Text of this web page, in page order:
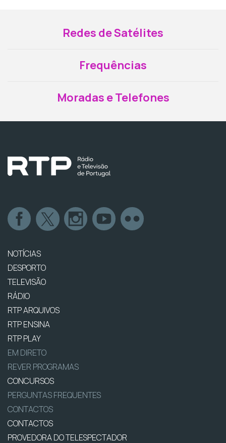
Redes de Satélites
Frequências
Moradas e Telefones
NOTÍCIAS
DESPORTO
TELEVISÃO
RÁDIO
RTP ARQUIVOS
RTP ENSINA
RTP PLAY
EM DIRETO
REVER PROGRAMAS
CONCURSOS
PERGUNTAS FREQUENTES
CONTACTOS
CONTACTOS
PROVEDORA DO TELESPECTADOR